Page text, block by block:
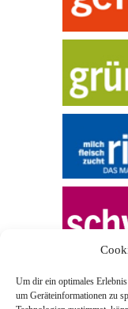
Um dir ein optimales
um Geräteinformationen zu